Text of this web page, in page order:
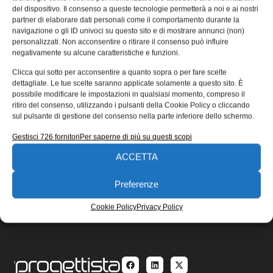
del dispositivo. Il consenso a queste tecnologie permetterà a noi e ai nostri
partner di elaborare dati personali come il comportamento durante la
navigazione o gli ID univoci su questo sito e di mostrare annunci (non)
personalizzati. Non acconsentire o ritirare il consenso può influire
negativamente su alcune caratteristiche e funzioni.
Clicca qui sotto per acconsentire a quanto sopra o per fare scelte
dettagliate. Le tue scelte saranno applicate solamente a questo sito. È
possibile modificare le impostazioni in qualsiasi momento, compreso il
ritiro del consenso, utilizzando i pulsanti della Cookie Policy o cliccando
sul pulsante di gestione del consenso nella parte inferiore dello schermo.
Gestisci 726 fornitoriPer saperne di più su questi scopi
ACCETTA
Preferenze
Cookie PolicyPrivacy Policy
La misura della consistenza è da molti anni uno dei punti
di forza della produzione Valcom per il settore carta:
Redazione 16/04/2018
ISCRIVITI ALLA NEWSLETTER